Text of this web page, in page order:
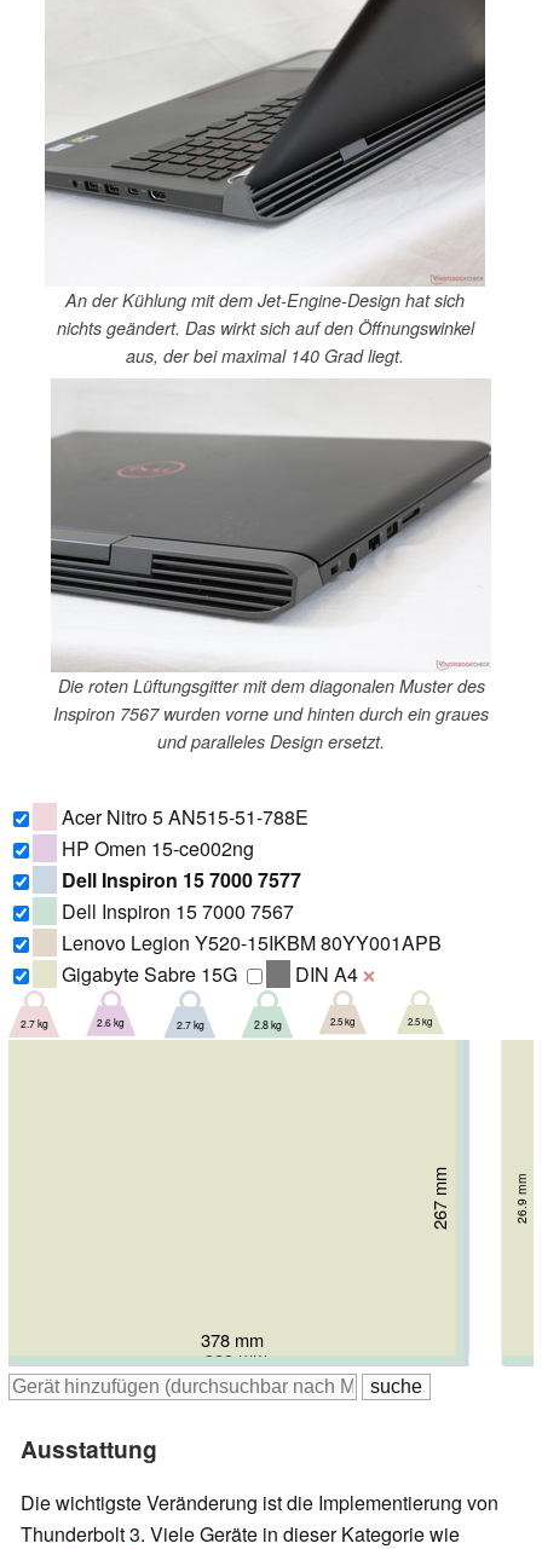
An der Kühlung mit dem Jet-Engine-Design hat sich
nichts geändert. Das wirkt sich auf den Öffnungswinkel
aus, der bei maximal 140 Grad liegt.
Die roten Lüftungsgitter mit dem diagonalen Muster des
Inspiron 7567 wurden vorne und hinten durch ein graues
und paralleles Design ersetzt.
Acer Nitro 5 AN515-51-788E
HP Omen 15-ce002ng
Dell Inspiron 15 7000 7577
Dell Inspiron 15 7000 7567
Lenovo Legion Y520-15IKBM 80YY001APB
Gigabyte Sabre 15G
DIN A4 ❌
390 mm
266 mm 26.75 mm
2.7 kg
389 mm
276 mm 25 mm
2.6 kg
389 mm
274.7 mm 24.95 mm
2.7 kg
385 mm
275 mm 27 mm
2.8 kg
380 mm
265 mm 26 mm
2.5 kg
378 mm
267 mm 26.9 mm
2.5 kg
Ausstattung
Die wichtigste Veränderung ist die Implementierung von
Thunderbolt 3. Viele Geräte in dieser Kategorie wie